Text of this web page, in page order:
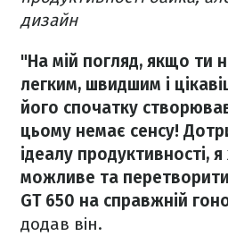
дизайн
"На мій погляд, якщо ти
легким, швидшим і
його спочатку
цьому немає сенсу!
ідеалу продуктивності,
можливе та
GT 650 на справжній
додав він.